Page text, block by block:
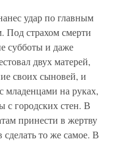
удар по главным
Под страхом смерти
субботы и даже
двух матерей,
своих сыновей, и
младенцами на руках,
с городских стен. В
принести в жертву
сделать то же самое. В